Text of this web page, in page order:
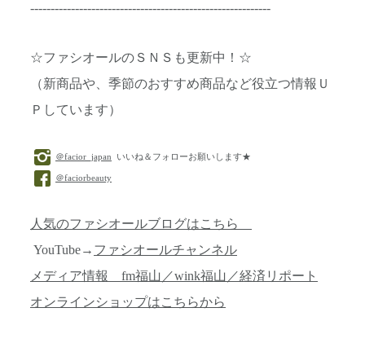
-----------------------------------------------------------
☆ファシオールのＳＮＳも更新中！☆
（新商品や、季節のおすすめ商品など役立つ情報Ｕ
Ｐしています）
＠facior_japan いいね＆フォローお願いします★
＠faciorbeauty
人気のファシオールブログはこちら
YouTube→ ファシオールチャンネル
メディア情報 fm福山／wink福山／経済リポート
オンラインショップはこちらから